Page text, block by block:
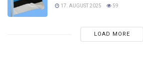
17. AUGUST 2025 59
LOAD MORE